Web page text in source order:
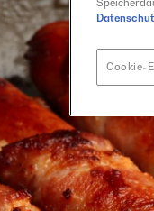
Cookie-